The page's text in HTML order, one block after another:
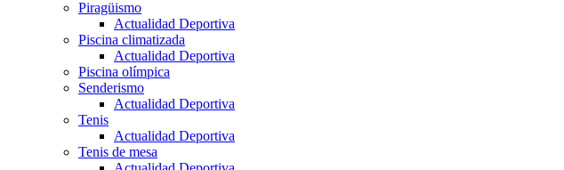
Piragüismo
Actualidad Deportiva
Piscina climatizada
Actualidad Deportiva
Piscina olímpica
Senderismo
Actualidad Deportiva
Tenis
Actualidad Deportiva
Tenis de mesa